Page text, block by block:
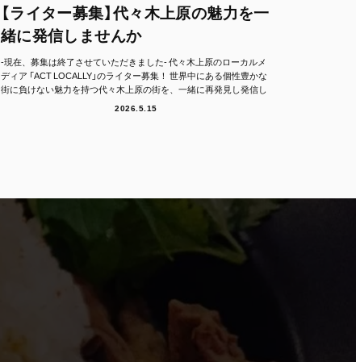
【ライター募集】代々木上原の魅力を一
緒に発信しませんか
-現在、募集は終了させていただきました- 代々木上原のローカルメ
ディア 「ACT LOCALLY」のライター募集！ 世界中にある個性豊かな
街に負けない魅力を持つ代々木上原の街を、一緒に再発見し発信し
2026.5.15